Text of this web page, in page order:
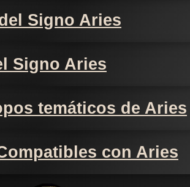
Signo Aries
Signo Aries
temáticos de Aries
con Aries